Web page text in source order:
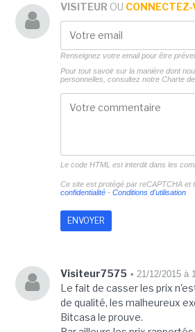
VISITEUR OU CONNECTEZ-
Renseignez votre email pour être
Pour tout savoir sur la manière dont
personnelles, consultez notre Charte
Le code HTML est interdit dans les
Ce site est protégé par reCAPTCHA et
confidentialité- Conditions d'utilisation
Visiteur7575 • 21/12/2015 à
Le fait de casser les prix
de qualité, les malheureux
Bitcasa le prouve.